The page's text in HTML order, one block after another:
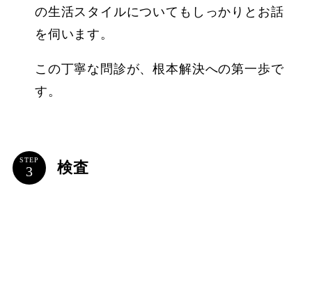
の生活スタイルについてもしっかりとお話
を伺います。
この丁寧な問診が、根本解決への第一歩で
す。
STEP 検査